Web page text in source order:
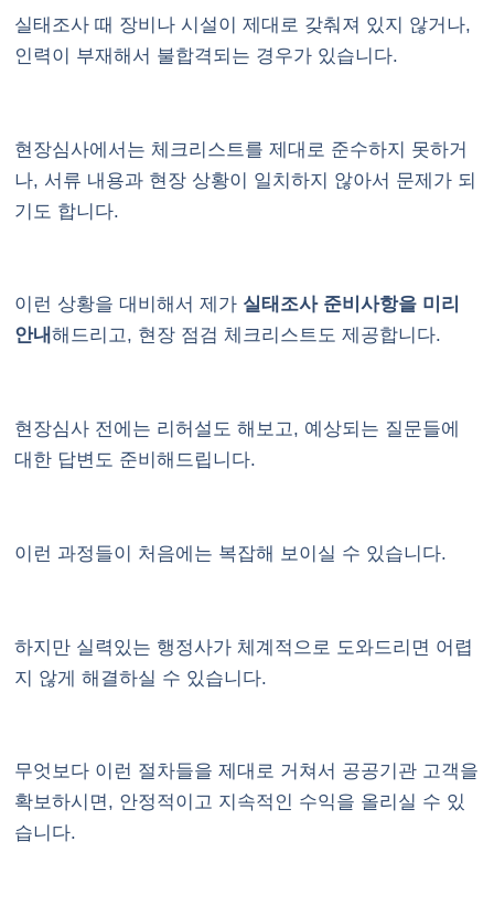
실태조사 때 장비나 시설이 제대로 갖춰져 있지 않거나,
인력이 부재해서 불합격되는 경우가 있습니다.
현장심사에서는 체크리스트를 제대로 준수하지 못하거
나, 서류 내용과 현장 상황이 일치하지 않아서 문제가 되
기도 합니다.
이런 상황을 대비해서 제가 실태조사 준비사항을 미리
안내해드리고, 현장 점검 체크리스트도 제공합니다.
현장심사 전에는 리허설도 해보고, 예상되는 질문들에
대한 답변도 준비해드립니다.
이런 과정들이 처음에는 복잡해 보이실 수 있습니다.
하지만 실력있는 행정사가 체계적으로 도와드리면 어렵
지 않게 해결하실 수 있습니다.
무엇보다 이런 절차들을 제대로 거쳐서 공공기관 고객을
확보하시면, 안정적이고 지속적인 수익을 올리실 수 있
습니다.